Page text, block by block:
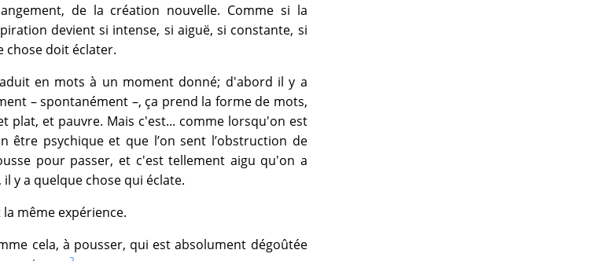
de la création nouvelle. Comme si la
devient si intense, si aiguë, si constante, si
chose doit éclater.
en mots à un moment donné; d'abord il y a
– spontanément –, ça prend la forme de mots,
plat, et pauvre. Mais c'est... comme lorsqu'on est
psychique et que l’on sent l’obstruction de
pour passer, et c'est tellement aigu qu'on a
y a quelque chose qui éclate.
même expérience.
cela, à pousser, qui est absolument dégoûtée